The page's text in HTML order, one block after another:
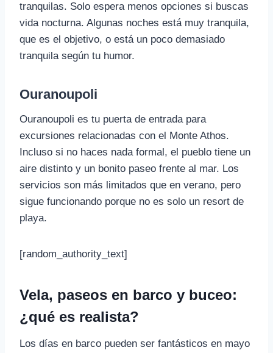
tranquilas. Solo espera menos opciones si buscas
vida nocturna. Algunas noches está muy tranquila,
que es el objetivo, o está un poco demasiado
tranquila según tu humor.
Ouranoupoli
Ouranoupoli es tu puerta de entrada para
excursiones relacionadas con el Monte Athos.
Incluso si no haces nada formal, el pueblo tiene un
aire distinto y un bonito paseo frente al mar. Los
servicios son más limitados que en verano, pero
sigue funcionando porque no es solo un resort de
playa.
[random_authority_text]
Vela, paseos en barco y buceo:
¿qué es realista?
Los días en barco pueden ser fantásticos en mayo